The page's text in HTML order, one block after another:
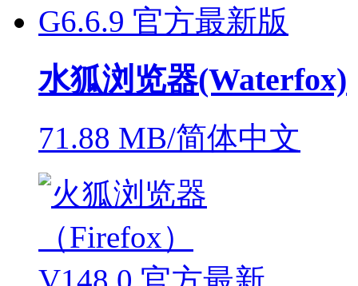
水狐浏览器(Waterfox)
71.88 MB/简体中文